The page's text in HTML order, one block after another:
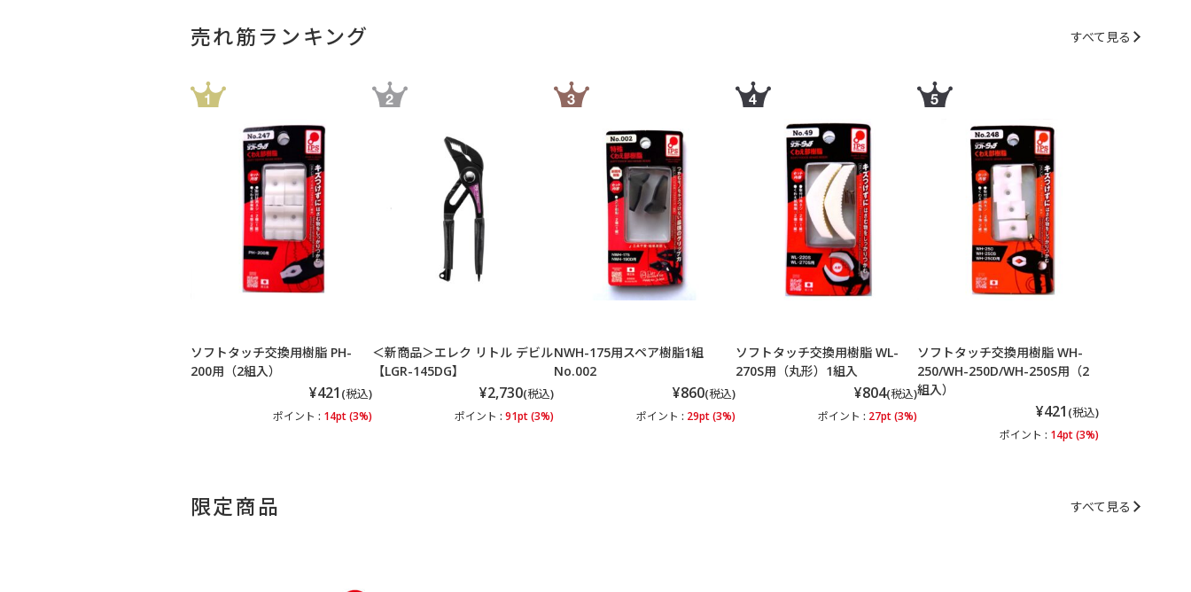
売れ筋ランキング すべて見る
ソフトタッチ交換用樹脂 PH-
200用（2組入）
¥421 (税込)
ポイント : 14pt (3%)
＜新商品＞エレク リトル デビル
【LGR-145DG】
¥2,730(税込)
ポイント : 91pt (3%)
NWH-175用スペア樹脂1組
No.002
¥860(税込)
ポイント : 29pt (3%)
ソフトタッチ交換用樹脂 WL-
270S用（丸形）1組入
¥804(税込)
ポイント : 27pt (3%)
ソフトタッチ交換用樹脂 WH-
250/WH-250D/WH-250S用（2
組入）
¥421 (税込)
ポイント : 14pt (3%)
限定商品 すべて見る